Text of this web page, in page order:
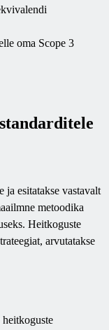
oma Scope 3
ja esitatakse vastavalt
metoodika
Heitkoguste
arvutatakse